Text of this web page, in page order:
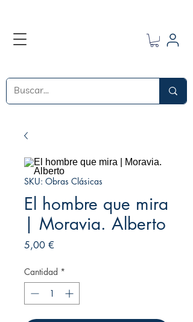
SKU: Obras Clásicas
El hombre que mira
| Moravia. Alberto
5,00 €
Cantidad *